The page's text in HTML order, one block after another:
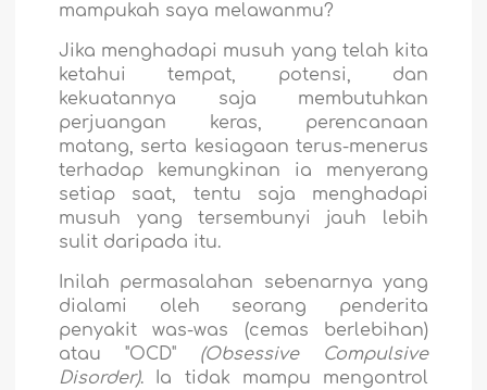
mampukah saya melawanmu?
Jika menghadapi musuh yang telah kita
ketahui tempat, potensi, dan
kekuatannya saja membutuhkan
perjuangan keras, perencanaan
matang, serta kesiagaan terus-menerus
terhadap kemungkinan ia menyerang
setiap saat, tentu saja menghadapi
musuh yang tersembunyi jauh lebih
sulit daripada itu.
Inilah permasalahan sebenarnya yang
dialami oleh seorang penderita
penyakit was-was (cemas berlebihan)
atau "OCD" (Obsessive Compulsive
Disorder). Ia tidak mampu mengontrol